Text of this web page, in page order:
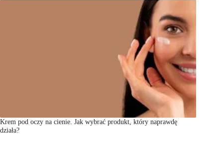
Krem pod oczy na cienie. Jak wybrać produkt, który naprawdę
działa?